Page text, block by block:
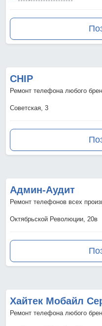
CHIP
Ремонт телефона любого
Советская, 3
Админ-Аудит
Ремонт телефонов всех
Октябрьской Революции, 20в
Хайтек Мобайл
Ремонт телефона любого